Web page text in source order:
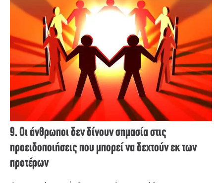
9. Οι άνθρωποι δεν δίνουν σημασία στις
προειδοποιήσεις που μπορεί να δεχτούν εκ των
προτέρων